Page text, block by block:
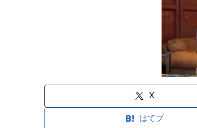
X
はてブ